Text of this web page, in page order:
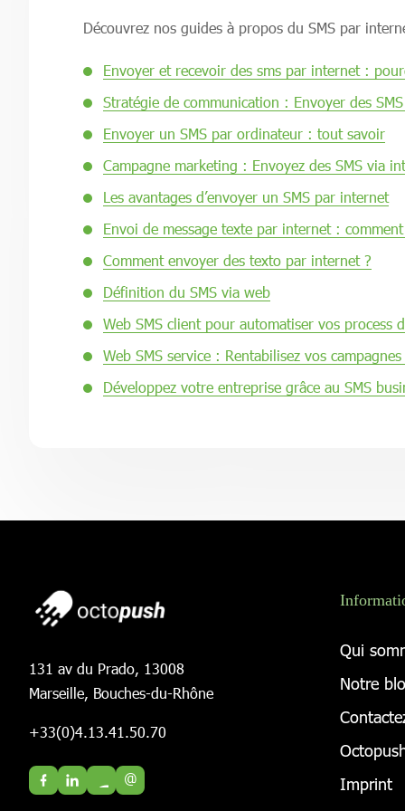
Découvrez nos guides à propos du SMS par
Envoyer et recevoir des sms par internet :
Stratégie de communication : Envoyer des
Envoyer un SMS par ordinateur : tout savoir
Campagne marketing : Envoyez des SMS via
Les avantages d’envoyer un SMS par internet
Envoi de message texte par internet :
Comment envoyer des texto par internet ?
Définition du SMS via web
Web SMS client pour automatiser vos process
Web SMS service : Rentabilisez vos
Développez votre entreprise grâce au SMS
131 av du Prado, 13008
Marseille, Bouches-du-Rhône
+33(0)4.13.41.50.70
@
Qui
Notre
Imprint